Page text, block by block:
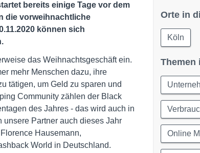
bereits einige Tage vor dem
die vorweihnachtliche
können sich
das Weihnachtsgeschäft ein.
mehr Menschen dazu, ihre
tätigen, um Geld zu sparen und
Community zählen der Black
des Jahres - das wird auch in
Partner auch dieses Jahr
Hausemann,
World in Deutschland.
Orte in
Köln
Themen
Online